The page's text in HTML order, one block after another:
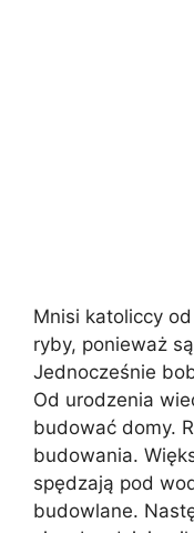
Mnisi katoliccy
ryby, ponieważ
Jednocześnie
Od urodzenia
budować domy.
budowania.
spędzają pod
budowlane.